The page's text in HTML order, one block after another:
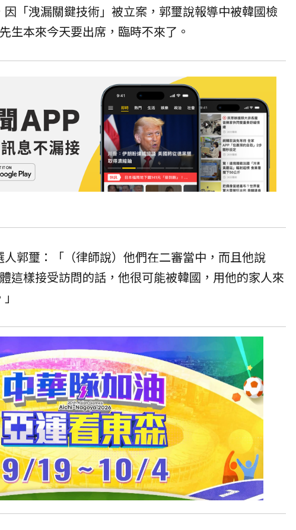
「洩漏關鍵技術」被立案，郭璽說報導中被韓國檢
生本來今天要出席，臨時不來了。
郭璽：「（律師說）他們在二審當中，而且他說
這樣接受訪問的話，他很可能被韓國，用他的家人來